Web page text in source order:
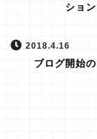
ション
2018.4.16
ブログ開始